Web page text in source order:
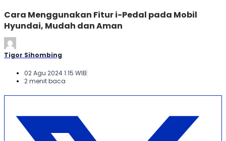
Cara Menggunakan Fitur i-Pedal pada Mobil
Hyundai, Mudah dan Aman
Tigor Sihombing
02 Agu 2024 1:15 WIB
2 menit baca